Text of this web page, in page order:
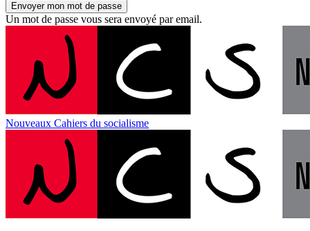
Un mot de passe vous sera envoyé par email.
Nouveaux Cahiers du socialisme